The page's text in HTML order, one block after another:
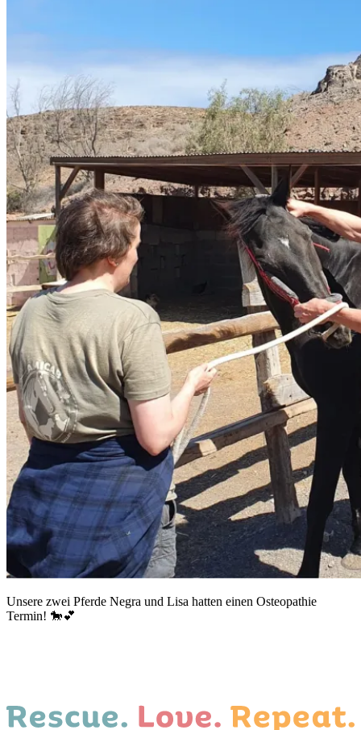
Unsere zwei Pferde Negra und Lisa hatten einen Osteopathie
Termin! 🐎💕